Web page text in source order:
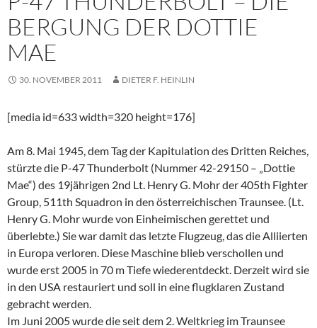
BERGUNG DER DOTTIE
MAE
30. NOVEMBER 2011 DIETER F. HEINLIN
[media id=633 width=320 height=176]
Am 8. Mai 1945, dem Tag der Kapitulation des Dritten Reiches,
stürzte die P-47 Thunderbolt (Nummer 42-29150 – „Dottie
Mae“) des 19jährigen 2nd Lt. Henry G. Mohr der 405th Fighter
Group, 511th Squadron in den österreichischen Traunsee. (Lt.
Henry G. Mohr wurde von Einheimischen gerettet und
überlebte.) Sie war damit das letzte Flugzeug, das die Alliierten
in Europa verloren. Diese Maschine blieb verschollen und
wurde erst 2005 in 70 m Tiefe wiederentdeckt. Derzeit wird sie
in den USA restauriert und soll in eine flugklaren Zustand
gebracht werden.
Im Juni 2005 wurde die seit dem 2. Weltkrieg im Traunsee